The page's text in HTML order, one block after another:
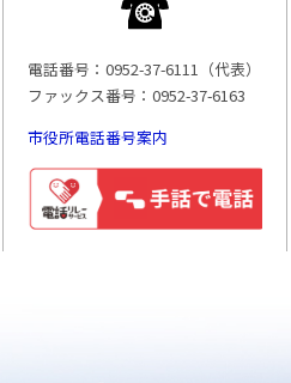
電話番号：0952-37-6111（代表）
ファックス番号：0952-37-6163
市役所電話番号案内